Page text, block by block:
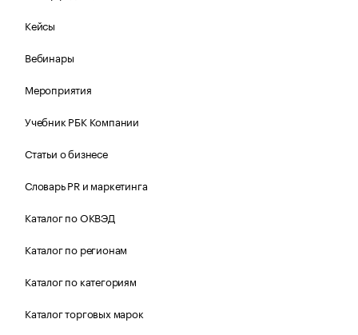
Кейсы
Вебинары
Мероприятия
Учебник РБК Компании
Статьи о бизнесе
Словарь PR и маркетинга
Каталог по ОКВЭД
Каталог по регионам
Каталог по категориям
Каталог торговых марок